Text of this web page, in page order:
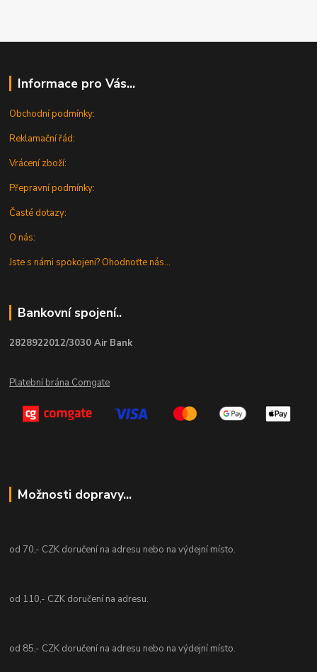
Informace pro Vás...
Obchodní podmínky:
Reklamační řád:
Vrácení zboží:
Přepravní podmínky:
Časté dotazy:
O nás:
Jste s námi spokojeni? Ohodnoťte nás...
Bankovní spojení..
2828922012/3030 Air Bank
Platební brána Comgate
Možnosti dopravy...
od 70,- CZK doručení na adresu nebo na výdejní místo.
od 110,- CZK doručení na adresu.
od 85,- CZK doručení na adresu nebo na výdejní místo.